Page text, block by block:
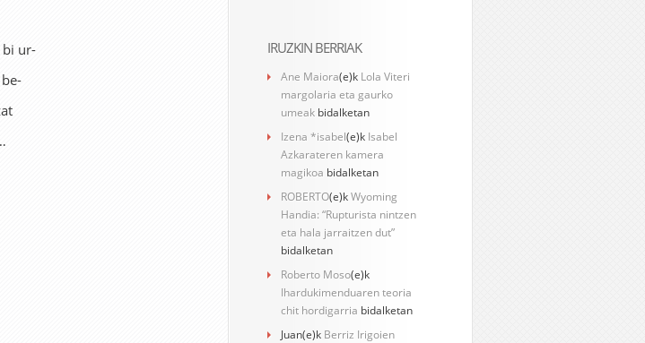
bi ur-
IRUZKIN BERRIAK
Ane Maiora(e)k Lola Viteri
margolaria eta gaurko
umeak bidalketan
Izena *isabel(e)k Isabel
Azkarateren kamera
magikoa bidalketan
ROBERTO(e)kWyoming
Handia: “Rupturista nintzen
eta hala jarraitzen dut”
bidalketan
Roberto Moso(e)k
Ihardukimenduaren teoria
chit hordigarria bidalketan
Juan(e)k Berriz Irigoien